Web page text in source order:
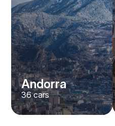
Andorra
36cars